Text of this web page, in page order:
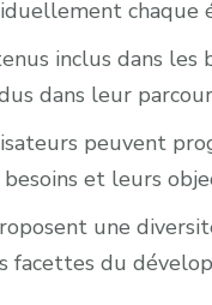
chaque
inclus dans
dans leur
peuvent
et leurs
une
facettes du